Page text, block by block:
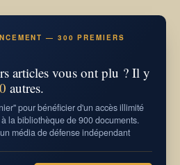
— 300 PREMIERS
articles vous ont plu ? Il y
autres.
pour bénéficier d'un accès illimité
la bibliothèque de 900 documents.
média de défense indépendant